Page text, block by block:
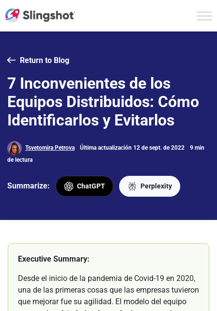
Return to Blog
7 Inconvenientes de los
Equipos Distribuidos: Cómo
Identificarlos y Evitarlos
Tsvetomira Petrova Última actualización 12 de sept. de 2022
9 min
de lectura
Summarize: ChatGPT Perplexity
Executive Summary:
Desde el inicio de la pandemia de Covid-19 en 2020,
una de las primeras cosas que las empresas tuvieron
que mejorar fue su agilidad. El modelo del equipo